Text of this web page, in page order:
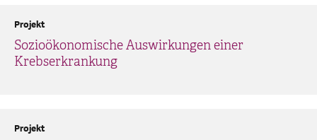
Sozioökonomische Auswirkungen einer
Krebserkrankung
Projekt
Projekt